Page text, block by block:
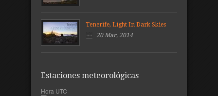
Tenerife, Light In Dark Skies
20 Mar, 2014
Estaciones meteorológicas
Hora UTC